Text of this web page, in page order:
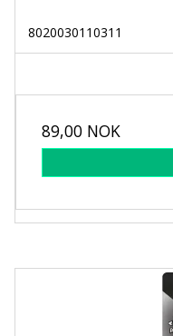
8020030110311
89,00 NOK